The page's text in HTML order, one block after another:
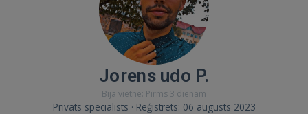
Jorens udo P.
Bija vietnē: Pirms 3 dienām
Privāts speciālists · Reģistrēts: 06 augusts 2023